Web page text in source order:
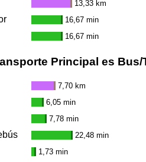
13,33 km
16,67 min
16,67 min
Principal es Bus/
7,70 km
6,05 min
7,78 min
22,48 min
1,73 min